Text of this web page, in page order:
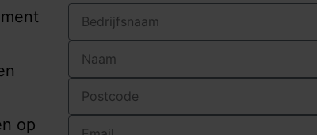
op